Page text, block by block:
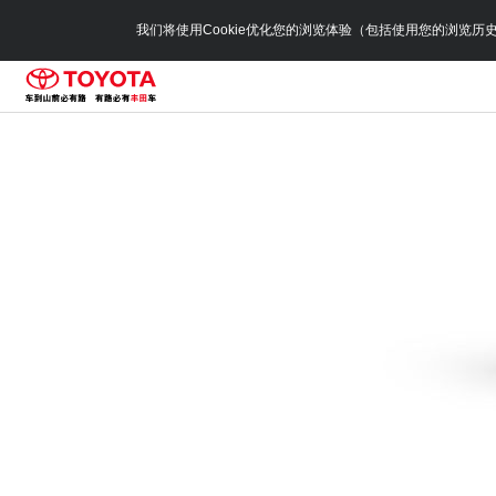
我们将使用Cookie优化您的浏览体验（包括使用您的浏览历